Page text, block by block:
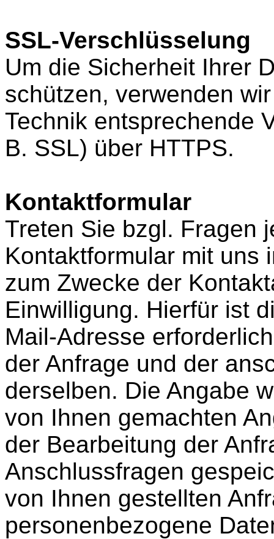
SSL-Verschlüsselung
Um die Sicherheit Ihrer
schützen, verwenden
Technik entsprechende
B. SSL) über HTTPS.
Kontaktformular
Treten Sie bzgl. Fragen
Kontaktformular mit uns
zum Zwecke der
Einwilligung. Hierfür ist
Mail-Adresse
der Anfrage und der
derselben. Die Angabe
von Ihnen gemachten
der Bearbeitung der
Anschlussfragen
von Ihnen gestellten
personenbezogene